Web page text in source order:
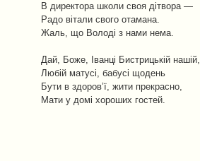
В директора школи своя дітвора —
Радо вітали свого отамана.
Жаль, що Володі з нами нема.
Дай, Боже, Іванці Бистрицькій нашій,
Любій матусі, бабусі щодень
Бути в здоров’ї, жити прекрасно,
Мати у домі хороших гостей.